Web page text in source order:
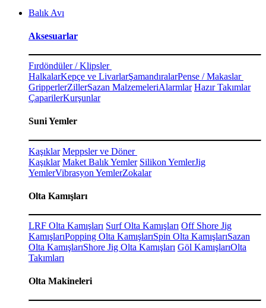
Balık Avı
Aksesuarlar
Fırdöndüler / Klipsler
HalkalarKepçe ve LivarlarŞamandıralarPense / Makaslar
GripperlerZillerSazan MalzemeleriAlarmlar Hazır Takımlar
ÇaparilerKurşunlar
Suni Yemler
Kaşıklar Meppsler ve Döner
Kaşıklar Maket Balık Yemler Silikon YemlerJig
YemlerVibrasyon YemlerZokalar
Olta Kamışları
LRF Olta Kamışları Surf Olta Kamışları Off Shore Jig
KamışlarıPopping Olta KamışlarıSpin Olta KamışlarıSazan
Olta KamışlarıShore Jig Olta Kamışları Göl KamışlarıOlta
Takımları
Olta Makineleri